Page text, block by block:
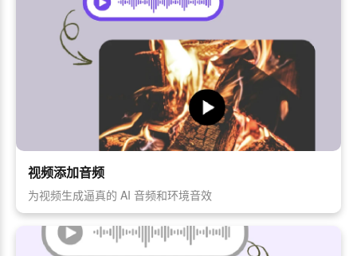
视频添加音频
为视频生成逼真的 AI 音频和环境音效